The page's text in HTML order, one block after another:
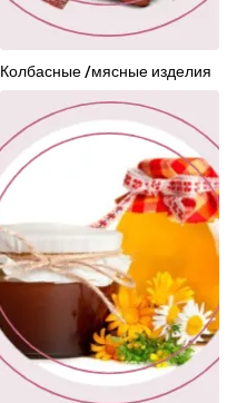
Колбасные /мясные изделия